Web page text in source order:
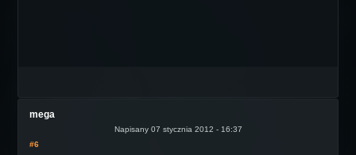
mega
Napisany 07 stycznia 2012 - 16:37
#6